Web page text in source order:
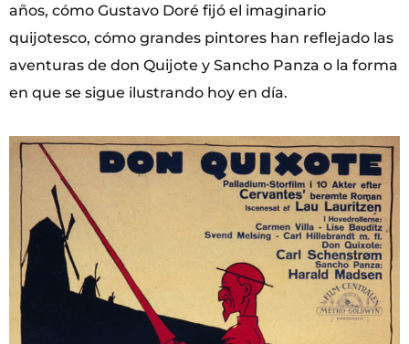
años, cómo Gustavo Doré fijó el imaginario
quijotesco, cómo grandes pintores han reflejado las
aventuras de don Quijote y Sancho Panza o la forma
en que se sigue ilustrando hoy en día.